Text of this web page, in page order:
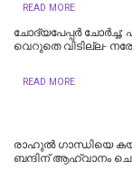
READ MORE
ചോദ്യപേപ്പർ ചോർച്ച;
വെറുതെ വിടില്ല-
READ MORE
രാഹുൽ ​ഗാന്ധിയെ
ബന്ദിന് ആഹ്വാനം